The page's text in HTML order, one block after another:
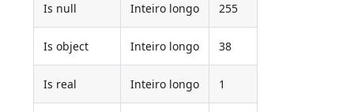
Is null Inteiro longo 255
Is object Inteiro longo 38
Is real Inteiro longo 1